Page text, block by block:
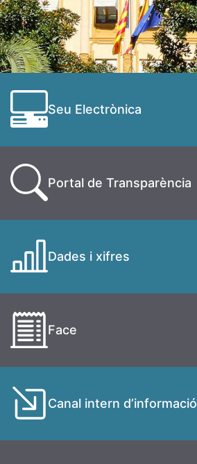
Seu Electrònica
Portal de Transparència
Dades i xifres
Face
Canal intern d’informació